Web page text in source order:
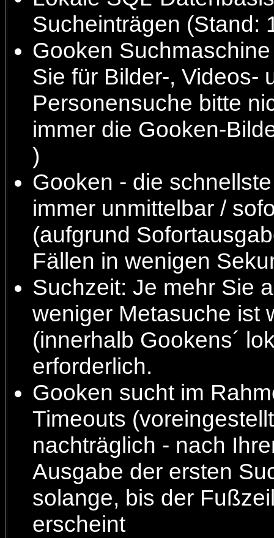
Sucheinträgen (Stand:
Gooken
Sie für Bilder-, Videos-
Personensuche bitte
immer die Gooken-
)
Gooken - die
immer unmittelbar /
(aufgrund
Fällen in wenigen
Suchzeit: Je mehr Sie
weniger Metasuche ist
(innerhalb Gookens´
erforderlich.
Gooken sucht im
Timeouts
nachträglich - nach
Ausgabe der ersten
solange, bis der
erscheint